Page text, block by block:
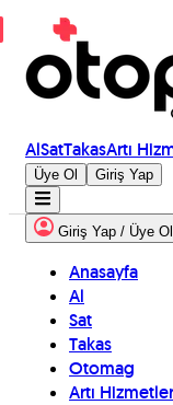
AlSatTakasArtı
Üye Ol Giriş Yap
Giriş Yap / Üye Ol
Anasayfa
Al
Sat
Takas
Otomag
Artı Hizmetler